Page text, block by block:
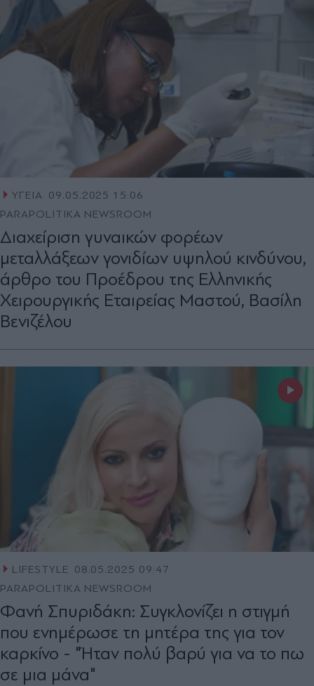
ΥΓΕΙΑ
09.05.2025 15:06
PARAPOLITIKA NEWSROOM
Διαχείριση γυναικών φορέων
μεταλλάξεων γονιδίων υψηλού κινδύνου,
άρθρο του Προέδρου της Ελληνικής
Χειρουργικής Εταιρείας Μαστού, Βασίλη
Βενιζέλου
LIFESTYLE 08.05.2025 09:47
PARAPOLITIKA NEWSROOM
Φανή Σπυριδάκη: Συγκλονίζει η στιγμή
που ενημέρωσε τη μητέρα της για τον
καρκίνο - "Ήταν πολύ βαρύ για να το πω
σε μια μάνα"